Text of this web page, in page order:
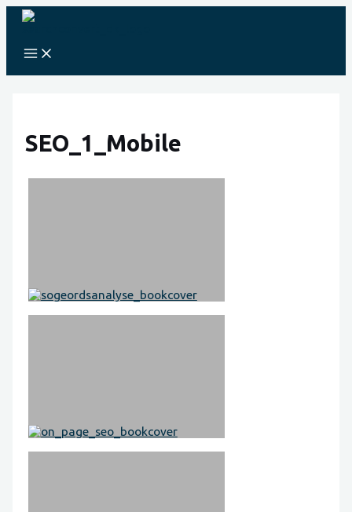
Skip
Main
Menu
SEO_1_Mobile